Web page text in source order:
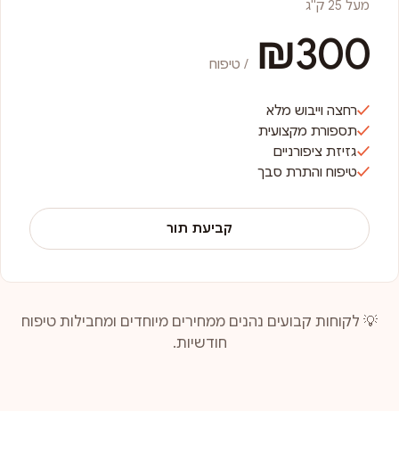
מעל 25 ק"ג
₪300 / טיפוח
רחצה וייבוש מלא
תספורת מקצועית
גזיזת ציפורניים
טיפוח והתרת סבך
קביעת תור
💡 לקוחות קבועים נהנים ממחירים מיוחדים ומחבילות טיפוח
חודשיות.